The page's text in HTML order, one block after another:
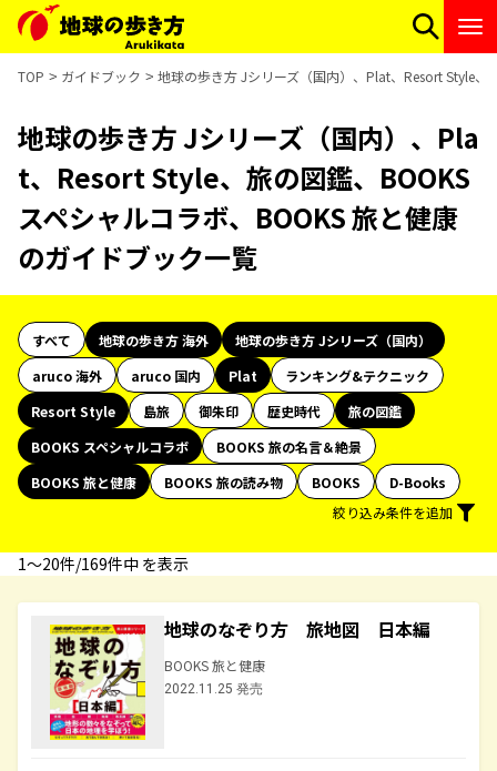
TOP ガイドブック 地球の歩き方 Jシリーズ（国内）、Plat、Resort Style、
地球の歩き方 Jシリーズ（国内）、Pla
t、Resort Style、旅の図鑑、BOOKS
スペシャルコラボ、BOOKS 旅と健康
のガイドブック一覧
すべて 地球の歩き方 海外
地球の歩き方 Jシリーズ（国内）
aruco 海外
aruco 国内 Plat
ランキング&テクニック
Resort Style
島旅 御朱印 歴史時代
旅の図鑑
BOOKS スペシャルコラボ
BOOKS 旅の名言＆絶景
BOOKS 旅と健康
BOOKS 旅の読み物 BOOKS
D-Books
絞り込み条件を追加
1〜20件/169件中 を表示
地球のなぞり方 旅地図 日本編
BOOKS 旅と健康
2022.11.25 発売